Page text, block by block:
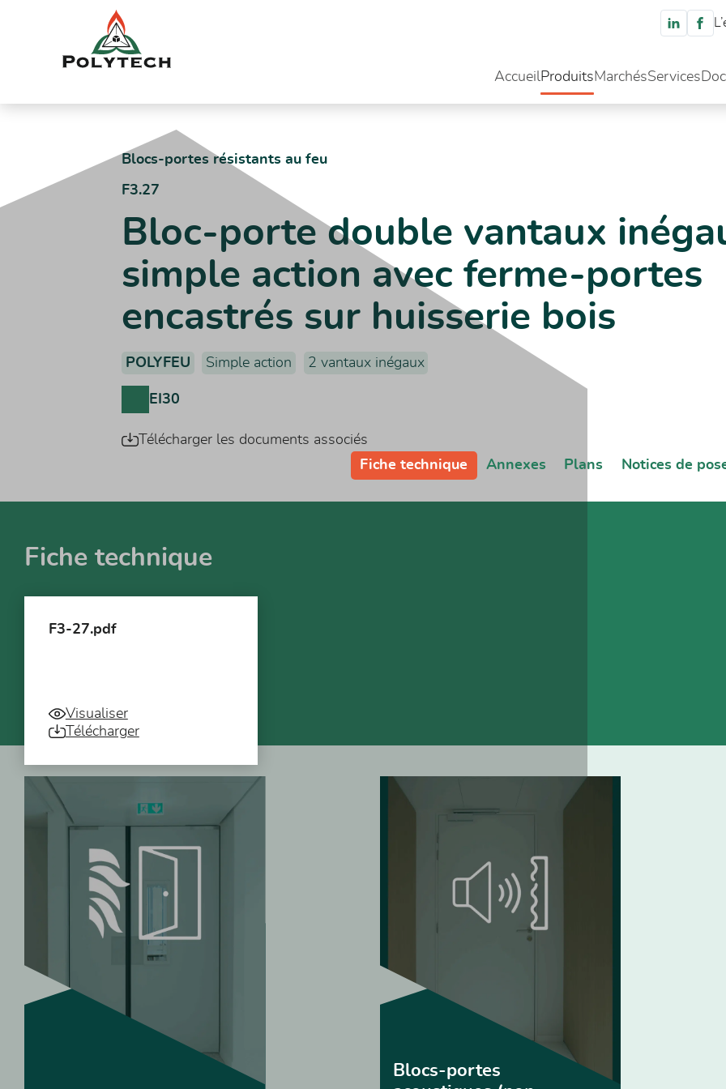
AccueilProduitsMarchésServices
Blocs-portes résistants au feu
F3.27
Bloc-porte double vantaux
simple action avec ferme-portes
encastrés sur huisserie bois
POLYFEU Simple action 2 vantaux inégaux
EI30
Télécharger les documents associés
Fiche technique
Annexes Plans Notices de
Fiche technique
F3-27.pdf
Visualiser
Télécharger
Blocs-portes